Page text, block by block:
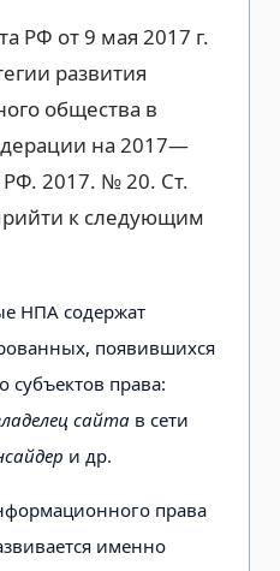
РФ от 9 мая 2017 г.
развития
общества в
на 2017—
2017. № 20. Ст.
к следующим
НПА содержат
появившихся
субъектов права:
сайта в сети
и др.
права
именно